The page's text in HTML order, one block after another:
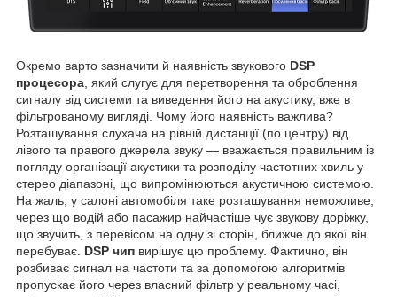
Окремо варто зазначити й наявність звукового DSP
процесора , який слугує для перетворення та оброблення
сигналу від системи та виведення його на акустику, вже в
фільтрованому вигляді. Чому його наявність важлива?
Розташування слухача на рівній дистанції (по центру) від
лівого та правого джерела звуку — вважається правильним із
погляду організації акустики та розподілу частотних хвиль у
стерео діапазоні, що випромінюються акустичною системою.
На жаль, у салоні автомобіля таке розташування неможливе,
через що водій або пасажир найчастіше чує звукову доріжку,
що звучить, з перевісом на одну зі сторін, ближче до якої він
перебуває. DSP чип вирішує цю проблему. Фактично, він
розбиває сигнал на частоти та за допомогою алгоритмів
пропускає його через власний фільтр у реальному часі,